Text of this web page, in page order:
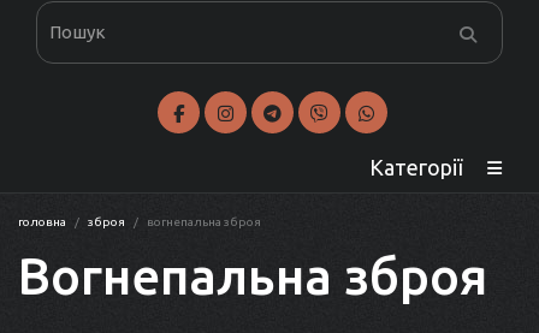
Категорії
головна зброя вогнепальна зброя
Вогнепальна зброя